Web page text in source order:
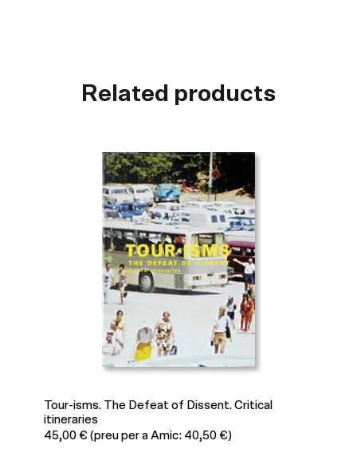
Related products
Tipografías políticas. Ensayos visuales en los
márgenes de Europa
40,00€(preu per a Amic: 36,00 €)